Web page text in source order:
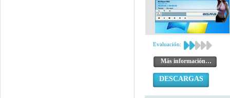
Evaluación:
Más información…
DESCARGAS